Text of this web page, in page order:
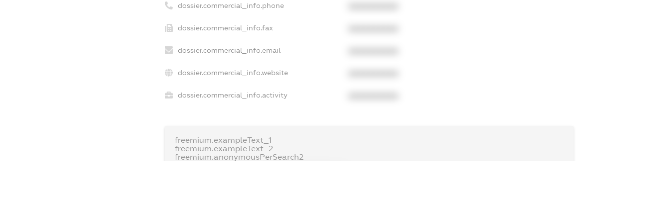
dossier.commercial_info.phone
dossier.commercial_info.fax
dossier.commercial_info.email
dossier.commercial_info.website
dossier.commercial_info.activity
freemium.exampleText_1
freemium.exampleText_2
freemium.anonymousPerSearch2